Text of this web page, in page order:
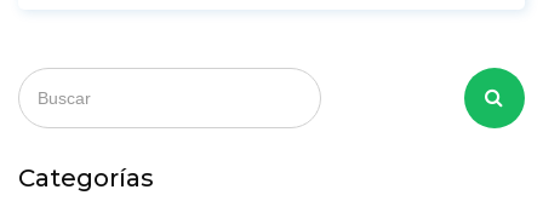
amigos míos, es un auténtico 2x1! Así que ven y sumérgete
conmigo en esta experiencia de Lomi Lomi, ¡es como un abrazo
que la de un niño en una tienda de caramelos!
Categorías